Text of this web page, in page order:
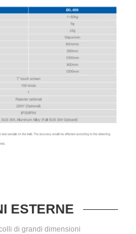
ESTERNE
di grandi dimensioni